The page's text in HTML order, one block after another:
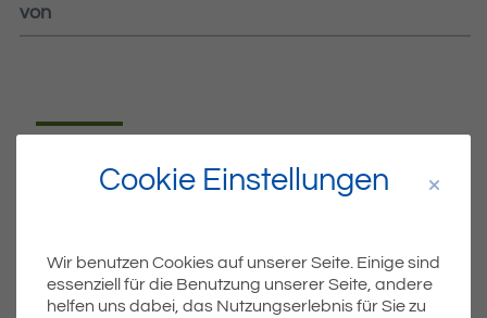
von
Dateiname MIBLA-15-2020.PDF
Dateigröße 3.02 MB
Cookie Einstellungen
Wir benutzen Cookies auf unserer Seite. Einige sind
essenziell für die Benutzung unserer Seite, andere
helfen uns dabei, das Nutzungserlebnis für Sie zu